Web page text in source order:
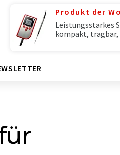
Produkt der
Leistungsstarkes
kompakt,